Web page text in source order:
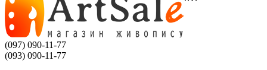
(097) 090-11-77
(093) 090-11-77